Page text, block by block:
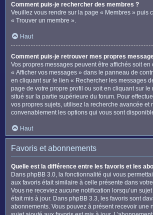
Comment puis-je rechercher des membres ?
Veuillez vous rendre sur la page « Membres » puis
« Trouver un membre ».
Haut
Comment puis-je retrouver mes propres
Vos propres messages peuvent être affichés soit en
« Afficher vos messages » dans le panneau de
en cliquant sur le lien « Rechercher les messages
page de votre propre profil ou soit en cliquant sur le
situé sur la partie supérieure du forum. Pour
vos propres sujets, utilisez la recherche avancée et
convenablement les options qui vous sont
Haut
Favoris et abonnements
Quelle est la différence entre les favoris et les
Dans phpBB 3.0, la fonctionnalité qui vous
aux favoris était similaire à celle présente dans
Vous ne receviez aucune notification lorsqu’un
était mis à jour. Dans phpBB 3.3, les favoris sont
abonnements. Vous pouvez à présent recevoir une